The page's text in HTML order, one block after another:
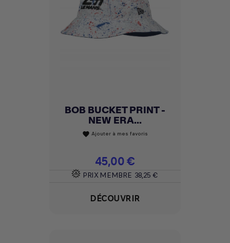
BOB BUCKET PRINT -
NEW ERA...
favorite Ajouter à mes favoris
Prix
45,00 €
PRIX MEMBRE 38,25 €
DÉCOUVRIR